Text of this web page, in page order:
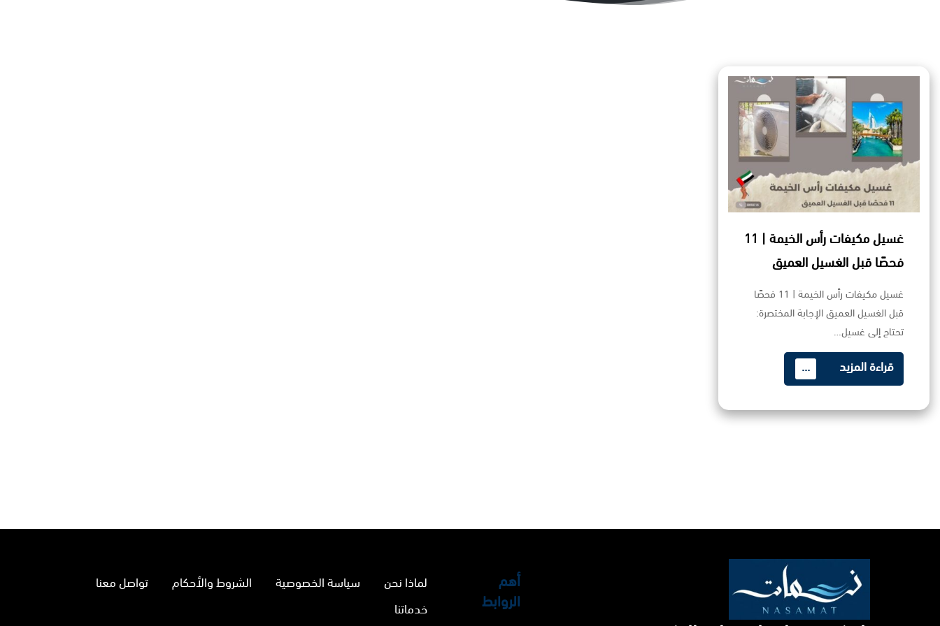
غسيل مكيفات رأس الخيمة | 11
فحصًا قبل الغسيل العميق
غسيل مكيفات رأس الخيمة | 11 فحصًا
قبل الغسيل العميق الإجابة المختصرة:
تحتاج إلى غسيل…
قراءة المزيد ...
أهم
الروابط
لماذا نحن سياسة الخصوصية الشروط والأحكام
تواصل معنا
خدماتنا